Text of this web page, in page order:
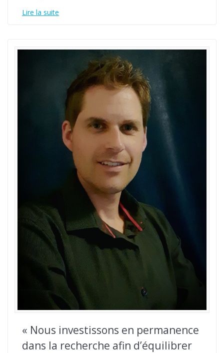
Lire la suite
« Nous investissons en permanence
dans la recherche afin d’équilibrer